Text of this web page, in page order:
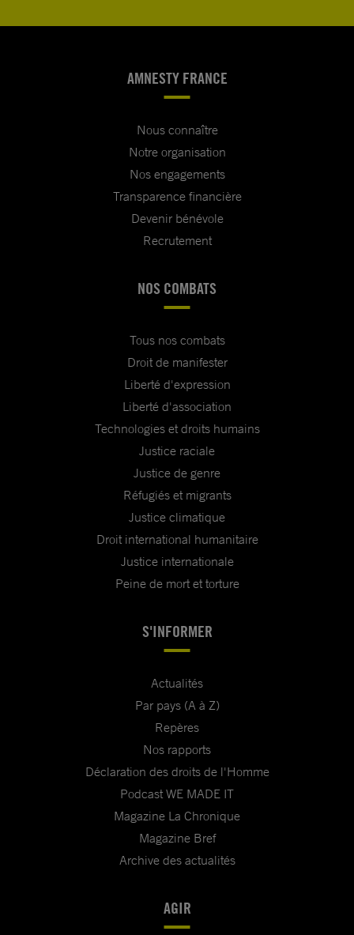
AMNESTY FRANCE
Nous connaître
Notre organisation
Nos engagements
Transparence financière
Devenir bénévole
Recrutement
NOS COMBATS
Tous nos combats
Droit de manifester
Liberté d'expression
Liberté d'association
Technologies et droits humains
Justice raciale
Justice de genre
Réfugiés et migrants
Justice climatique
Droit international humanitaire
Justice internationale
Peine de mort et torture
S'INFORMER
Actualités
Par pays (A à Z)
Repères
Nos rapports
Déclaration des droits de l'Homme
Podcast WE MADE IT
Magazine La Chronique
Magazine Bref
Archive des actualités
AGIR